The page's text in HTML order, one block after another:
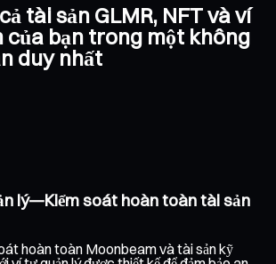
tài sản GLMR, NFT và ví
của bạn trong một không
duy nhất
lý—Kiểm soát hoàn toàn tài sản
hoàn toàn Moonbeam và tài sản kỹ